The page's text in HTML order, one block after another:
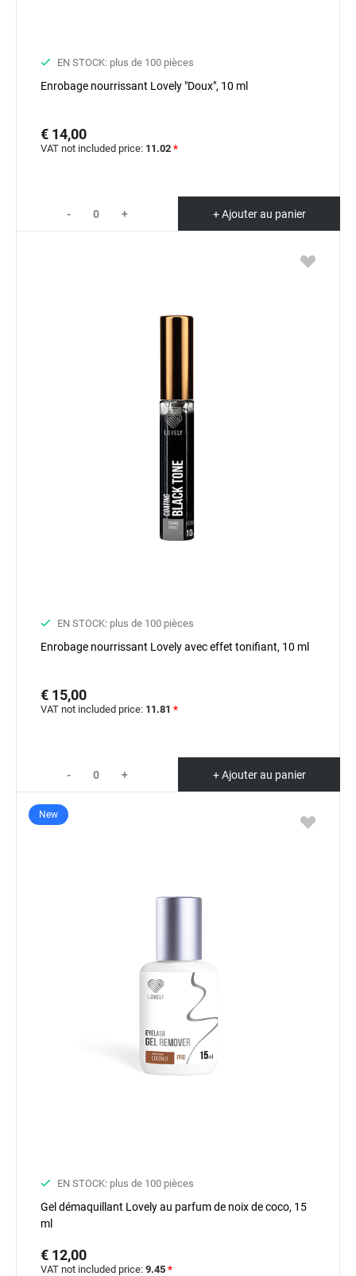
EN STOCK: plus de 100 pièces
Enrobage nourrissant Lovely "Doux", 10 ml
€ 14,00
VAT not included price: 11.02 *
- + + Ajouter au panier
EN STOCK: plus de 100 pièces
Enrobage nourrissant Lovely avec effet tonifiant, 10 ml
€ 15,00
VAT not included price: 11.81 *
- + + Ajouter au panier
New
EN STOCK: plus de 100 pièces
Gel démaquillant Lovely au parfum de noix de coco, 15
ml
€ 12,00
VAT not included price: 9.45 *